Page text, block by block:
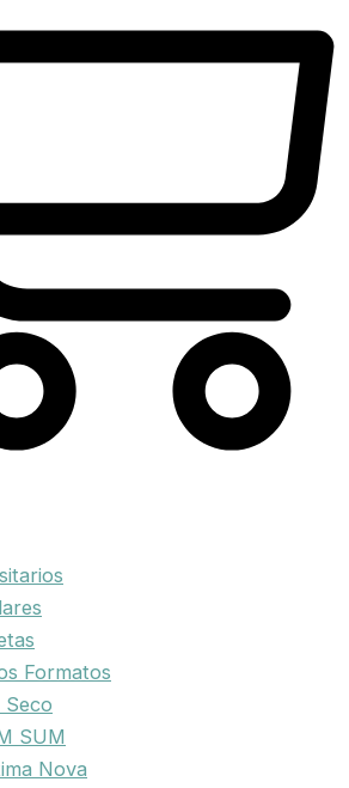
Formatos
Seco
SUM
Nova